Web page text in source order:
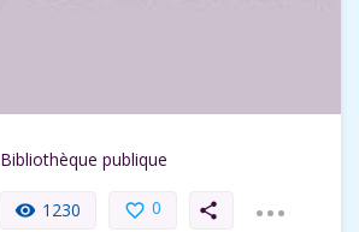
Bibliothèque publique
remove_red_eye 1230 favorite_border 0 share ...